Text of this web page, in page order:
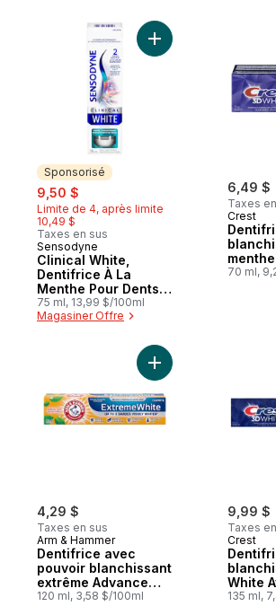
Sponsorisé
sale:
9,50 $
Limite de 4, après limite
10,49 $
Taxes en sus
Sponsorisé
Sensodyne
Clinical White,
Dentifrice À La
Menthe Pour Dents
Sensibles
(Renforcement De
75 ml, 13,99 $/100ml
Magasiner Offre
Ajouter Clinical
6,49 $
Taxes
Crest
70 ml,
4,29 $
Taxes en sus
Arm & Hammer
Dentifrice avec
pouvoir blanchissant
extrême Advance
White
120 ml, 3,58 $/100ml
Ajouter Dentifrice
9,99 $
Taxes
Crest
White
de
135 ml,